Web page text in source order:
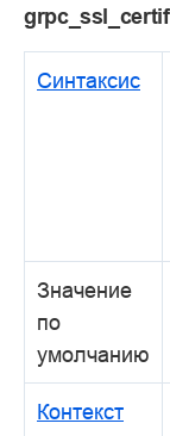
Синтаксис
Значение
по
умолчанию
Контекст